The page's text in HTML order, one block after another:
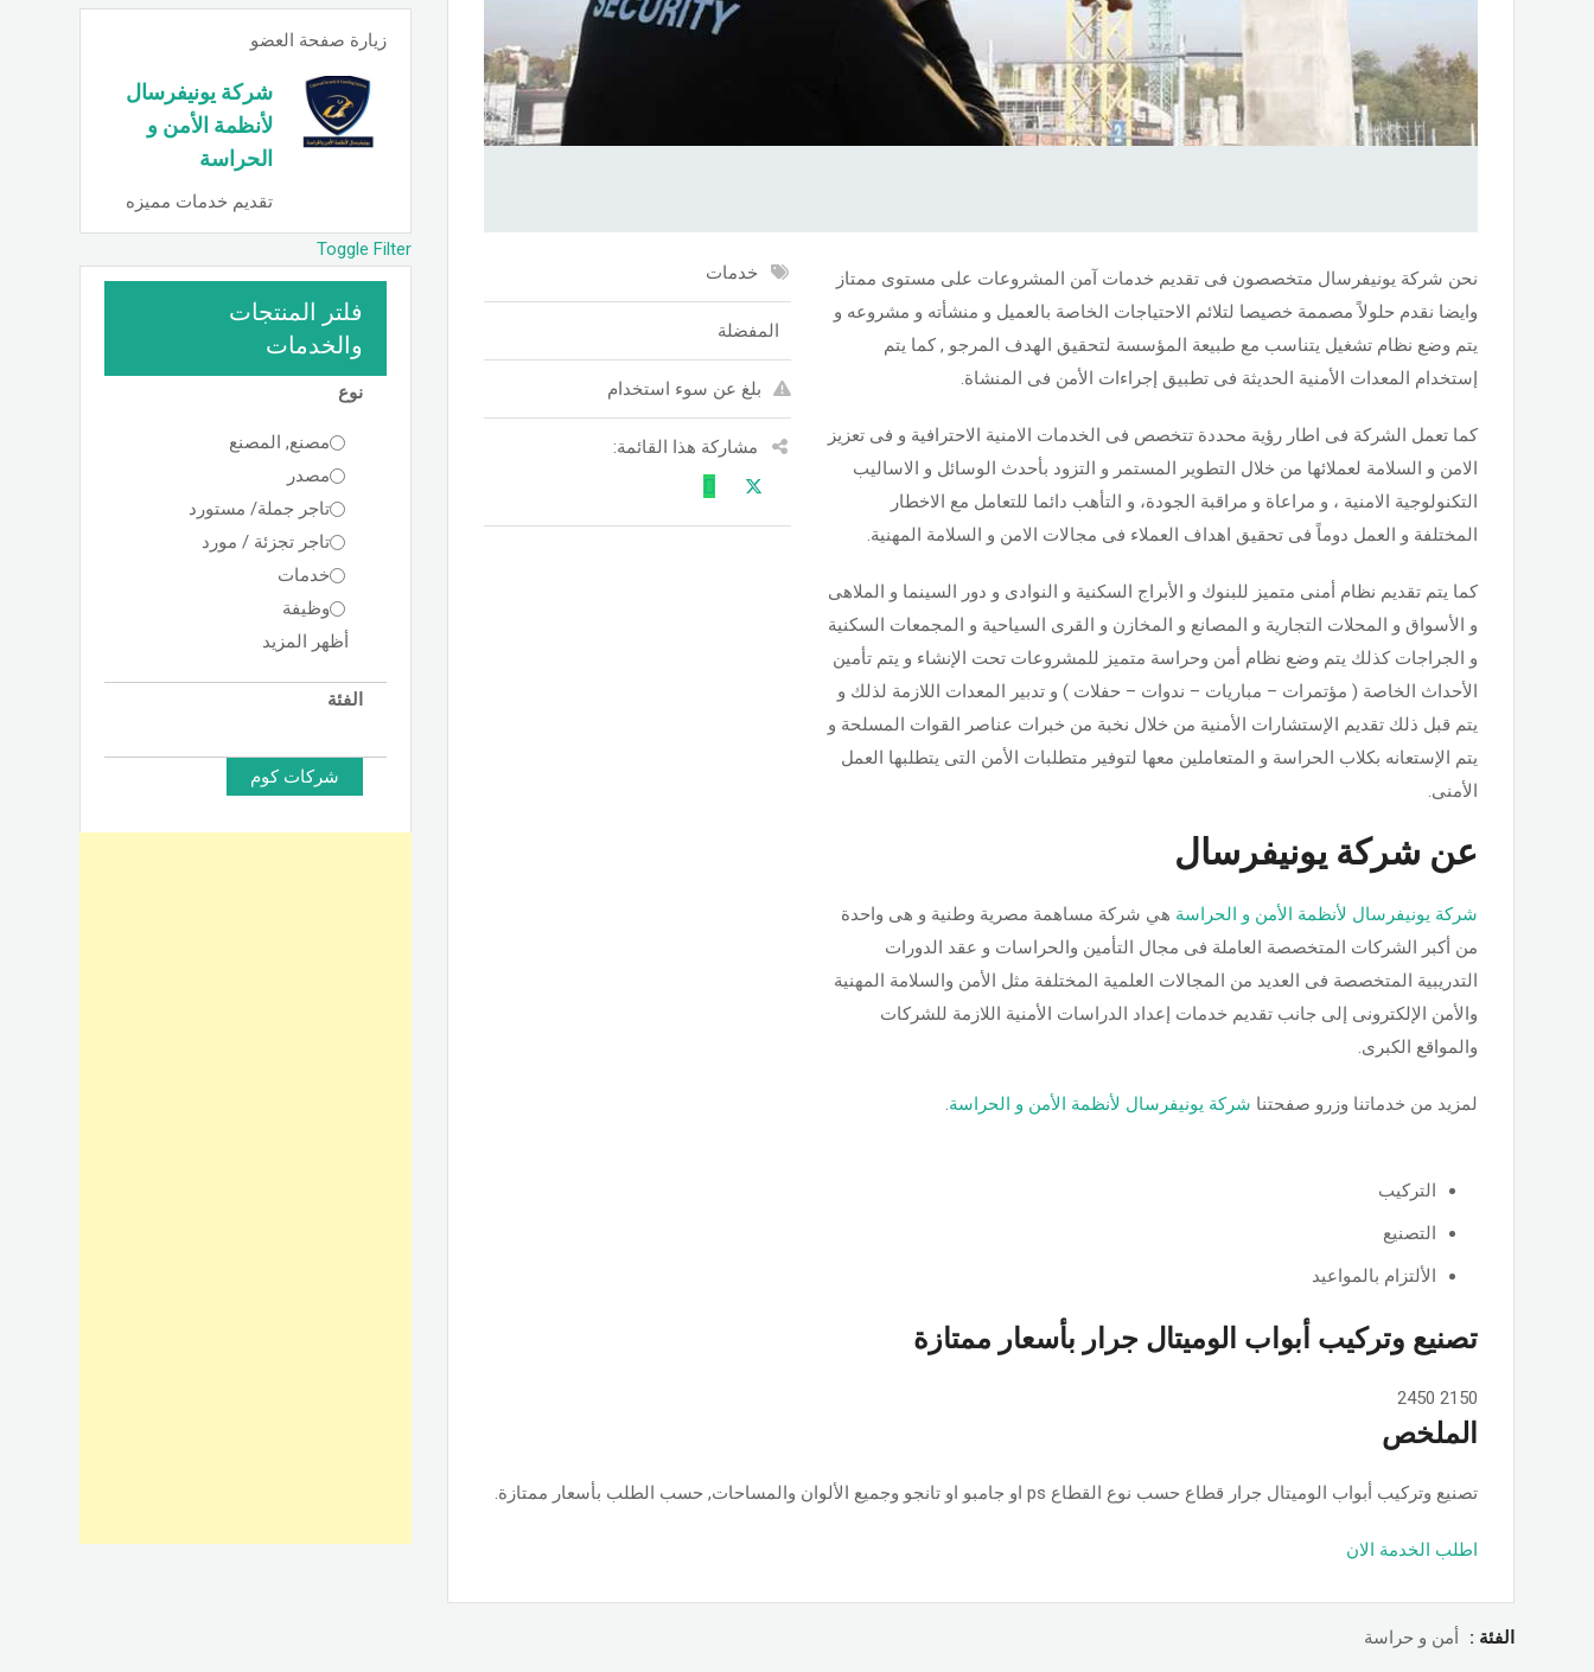
نحن شركة يونيفرسال متخصصون فى تقديم خدمات آمن المشروعات على مستوى ممتاز
وايضا نقدم حلولاً مصممة خصيصا لتلائم الاحتياجات الخاصة بالعميل و منشأته و مشروعه و
يتم وضع نظام تشغيل يتناسب مع طبيعة المؤسسة لتحقيق الهدف المرجو , كما يتم
إستخدام المعدات الأمنية الحديثة فى تطبيق إجراءات الأمن فى المنشاة.
كما تعمل الشركة فى اطار رؤية محددة تتخصص فى الخدمات الامنية الاحترافية و فى تعزيز
الامن و السلامة لعملائها من خلال التطوير المستمر و التزود بأحدث الوسائل و الاساليب
التكنولوجية الامنية ، و مراعاة و مراقبة الجودة، و التأهب دائما للتعامل مع الاخطار
المختلفة و العمل دوماً فى تحقيق اهداف العملاء فى مجالات الامن و السلامة المهنية.
كما يتم تقديم نظام أمنى متميز للبنوك و الأبراج السكنية و النوادى و دور السينما و الملاهى
و الأسواق و المحلات التجارية و المصانع و المخازن و القرى السياحية و المجمعات السكنية
و الجراجات كذلك يتم وضع نظام أمن وحراسة متميز للمشروعات تحت الإنشاء و يتم تأمين
الأحداث الخاصة ( مؤتمرات – مباريات – ندوات – حفلات ) و تدبير المعدات اللازمة لذلك و
يتم قبل ذلك تقديم الإستشارات الأمنية من خلال نخبة من خبرات عناصر القوات المسلحة و
يتم الإستعانه بكلاب الحراسة و المتعاملين معها لتوفير متطلبات الأمن التى يتطلبها العمل
الأمنى.
عن شركة يونيفرسال
شركة يونيفرسال لأنظمة الأمن و الحراسة هي شركة مساهمة مصرية وطنية و هى واحدة
من أكبر الشركات المتخصصة العاملة فى مجال التأمين والحراسات و عقد الدورات
التدريبية المتخصصة فى العديد من المجالات العلمية المختلفة مثل الأمن والسلامة المهنية
والأمن الإلكترونى إلى جانب تقديم خدمات إعداد الدراسات الأمنية اللازمة للشركات
والمواقع الكبرى.
لمزيد من خدماتنا وزرو صفحتنا شركة يونيفرسال لأنظمة الأمن و الحراسة.
خدمات
المفضلة
بلغ عن سوء استخدام
مشاركة هذا القائمة:
التركيب
التصنيع
الألتزام بالمواعيد
تصنيع وتركيب أبواب الوميتال جرار بأسعار ممتازة
2150
2450
الملخص
تصنيع وتركيب أبواب الوميتال جرار قطاع حسب نوع القطاع ps او جامبو او تانجو وجميع الألوان والمساحات, حسب الطلب بأسعار ممتازة.
اطلب الخدمة الان
الفئة : أمن و حراسة
زيارة صفحة العضو
شركة يونيفرسال
لأنظمة الأمن و
الحراسة
تقديم خدمات مميزه
Toggle Filter
فلتر المنتجات
والخدمات
نوع
مصنع, المصنع
مصدر
تاجر جملة/ مستورد
تاجر تجزئة / مورد
خدمات
وظيفة
أظهر المزيد
الفئة
شركات كوم